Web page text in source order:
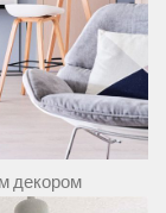
декором